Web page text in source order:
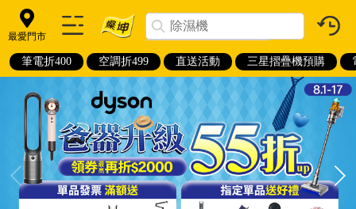
最愛門市
筆電折400 空調折499 直送活動 三星摺疊機預購